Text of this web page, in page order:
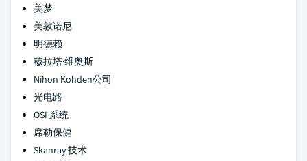
美梦
美敦诺尼
明德赖
穆拉塔·维奥斯
Nihon Kohden公司
光电路
OSI 系统
席勒保健
Skanray 技术